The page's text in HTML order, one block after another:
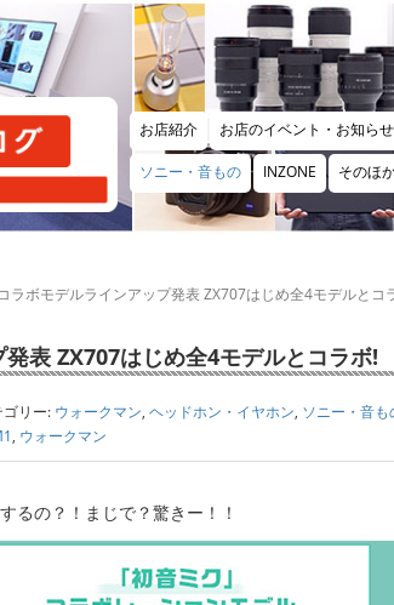
お店紹介 お店のイベント・お知らせ
ソニー・音もの INZONE そのほ
ラボモデルラインアップ発表 ZX707はじめ全4モデルとコ
表 ZX707はじめ全4モデルとコラボ!
ゴリー: ウォークマン, ヘッドホン・イヤホン, ソニー・音も
, ウォークマン
るの？！まじで？驚きー！！